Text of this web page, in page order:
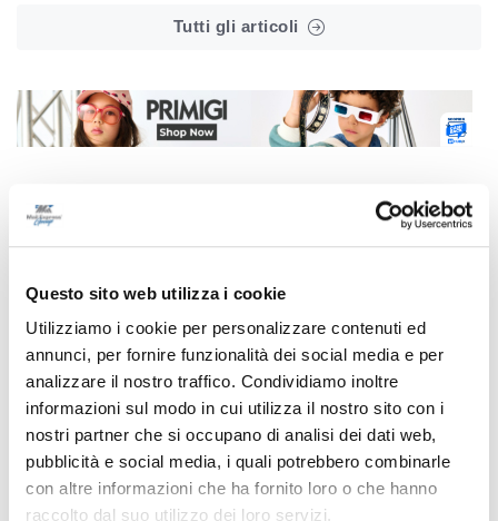
Questo sito web utilizza i cookie
Utilizziamo i cookie per personalizzare contenuti ed
annunci, per fornire funzionalità dei social media e per
analizzare il nostro traffico. Condividiamo inoltre
informazioni sul modo in cui utilizza il nostro sito con i
nostri partner che si occupano di analisi dei dati web,
pubblicità e social media, i quali potrebbero combinarle
con altre informazioni che ha fornito loro o che hanno
raccolto dal suo utilizzo dei loro servizi.
Tutti gli articoli
Correlati